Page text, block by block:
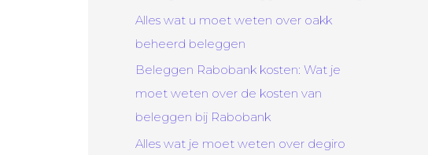
Alles wat u moet weten over oakk
beheerd beleggen
Beleggen Rabobank kosten: Wat je
moet weten over de kosten van
beleggen bij Rabobank
Alles wat je moet weten over degiro